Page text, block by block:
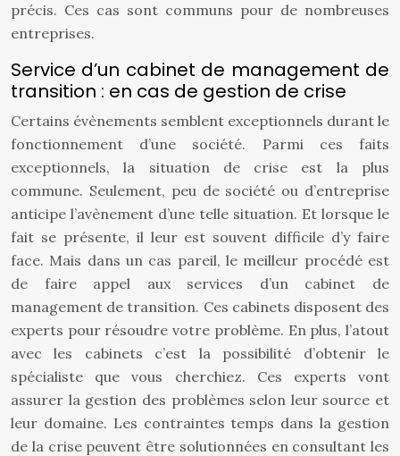
précis. Ces cas sont communs pour de nombreuses
entreprises.
Service d’un cabinet de management de
transition : en cas de gestion de crise
Certains évènements semblent exceptionnels durant le
fonctionnement d’une société. Parmi ces faits
exceptionnels, la situation de crise est la plus
commune. Seulement, peu de société ou d’entreprise
anticipe l’avènement d’une telle situation. Et lorsque le
fait se présente, il leur est souvent difficile d’y faire
face. Mais dans un cas pareil, le meilleur procédé est
de faire appel aux services d’un cabinet de
management de transition. Ces cabinets disposent des
experts pour résoudre votre problème. En plus, l’atout
avec les cabinets c’est la possibilité d’obtenir le
spécialiste que vous cherchiez. Ces experts vont
assurer la gestion des problèmes selon leur source et
leur domaine. Les contraintes temps dans la gestion
de la crise peuvent être solutionnées en consultant les